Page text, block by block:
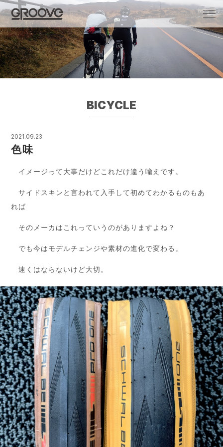
Groove 自転車 カフェ 輸入車・国産車のチ
ューニング/販売
BICYCLE
2021.09.23
色味
イメージって大事だけどこれだけ違う喩えです。
サイドスキンと言われて入手して初めてわかるものもあ
れば
そのメーカはこれっていうのがありますよね？
でも今はモデルチェンジや素材の進化で変わる。
速くはならないけど大切。